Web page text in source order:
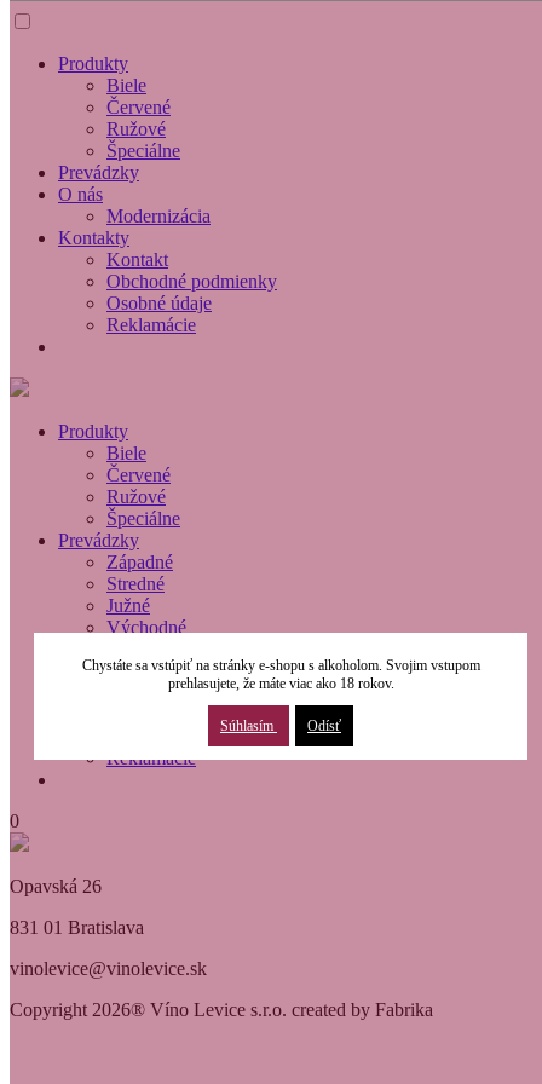
Produkty
Biele
Červené
Ružové
Špeciálne
Prevádzky
O nás
Modernizácia
Kontakty
Kontakt
Obchodné podmienky
Osobné údaje
Reklamácie
Produkty
Biele
Červené
Ružové
Špeciálne
Prevádzky
Západné
Stredné
Južné
Východné
Modernizácia
Reklamácie
0
Opavská 26
831 01 Bratislava
vinolevice@vinolevice.sk
Copyright 2026® Víno Levice s.r.o. created by Fabrika
Chystáte sa vstúpiť na stránky e-shopu s alkoholom. Svojim vstupom
prehlasujete, že máte viac ako 18 rokov.
Súhlasím Odísť